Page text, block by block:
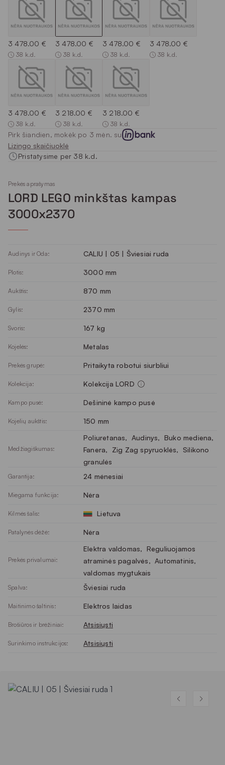
3 478.00 €
38 k.d.
3 478.00 €
38 k.d.
3 478.00 €
38 k.d.
3 478.00 €
38 k.d.
3 478.00 €
38 k.d.
3 218.00 €
38 k.d.
3 218.00 €
38 k.d.
Pirk šiandien, mokėk po 3 mėn. su
Lizingo skaičiuoklė
Pristatysime per 38 k.d.
Prekės aprašymas
LORD LEGO minkštas kampas
3000x2370
Audinys ir Oda: CALIU | 05 | Šviesiai ruda
Plotis: 3000 mm
Aukštis: 870 mm
Gylis: 2370 mm
Svoris: 167 kg
Kojelės: Metalas
Prekės grupė: Pritaikyta robotui siurbliui
Kolekcija: Kolekcija LORD
Kampo pusė: Dešininė kampo pusė
Kojelių aukštis: 150 mm
Medžiagiškumas:
Poliuretanas, Audinys, Buko mediena,
Fanera, Zig Zag spyruoklės, Silikono
granulės
Garantija: 24 mėnesiai
Miegama funkcija: Nėra
Kilmės šalis: Lietuva
Patalynės dėžė: Nėra
Prekės privalumai:
Elektra valdomas, Reguliuojamos
atraminės pagalvės, Automatinis,
valdomas mygtukais
Spalva: Šviesiai ruda
Maitinimo šaltinis: Elektros laidas
Brošiūros ir brėžiniai: Atsisiųsti
Surinkimo instrukcijos: Atsisiųsti